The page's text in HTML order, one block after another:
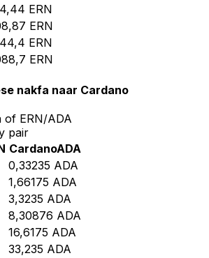
ERN
ERN
ERN
ERN
nakfa naar Cardano
of ERN/ADA
pair
CardanoADA
0,33235 ADA
1,66175 ADA
3,3235 ADA
8,30876 ADA
16,6175 ADA
33,235 ADA